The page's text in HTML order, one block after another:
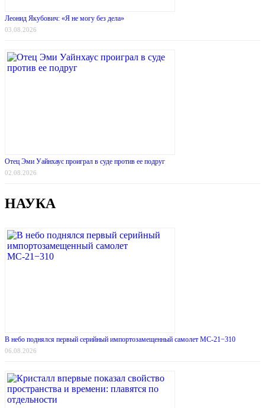
Леонид Якубович: «Я не могу без дела»
03.08.2026
Отец Эми Уайнхаус проиграл в суде против ее подруг
02.08.2026
НАУКА
В небо поднялся первый серийный импортозамещенный самолет МС-21−310
06.08.2026